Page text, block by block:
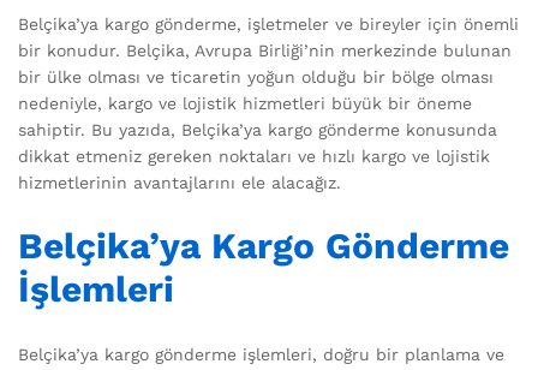
Belçika’ya kargo gönderme, işletmeler ve bireyler için önemli
bir konudur. Belçika, Avrupa Birliği’nin merkezinde bulunan
bir ülke olması ve ticaretin yoğun olduğu bir bölge olması
nedeniyle, kargo ve lojistik hizmetleri büyük bir öneme
sahiptir. Bu yazıda, Belçika’ya kargo gönderme konusunda
dikkat etmeniz gereken noktaları ve hızlı kargo ve lojistik
hizmetlerinin avantajlarını ele alacağız.
Belçika’ya Kargo Gönderme
İşlemleri
Belçika’ya kargo gönderme işlemleri, doğru bir planlama ve